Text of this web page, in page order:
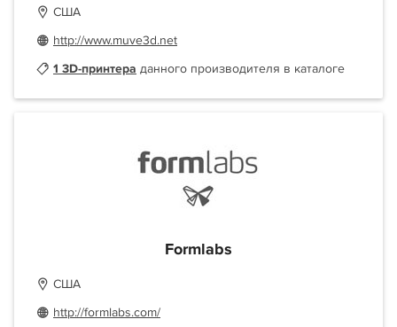
США
http://www.muve3d.net
1 3D-принтера данного производителя в каталоге
Formlabs
США
http://formlabs.com/